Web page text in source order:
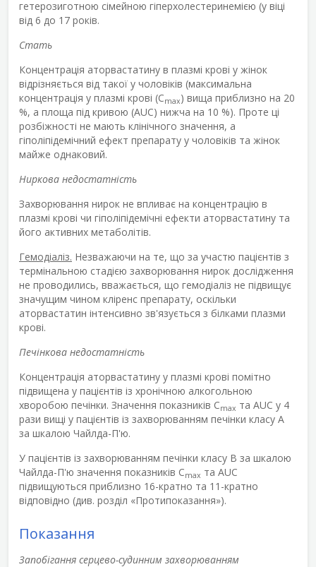
гетерозиготною сімейною гіперхолестеринемією (у віці
від 6 до 17 років.
Стать
Концентрація аторвастатину в плазмі крові у жінок
відрізняється від такої у чоловіків (максимальна
концентрація у плазмі крові (Cmax) вища приблизно на 20
%, а площа під кривою (AUC) нижча на 10 %). Проте ці
розбіжності не мають клінічного значення, а
гіполіпідемічний ефект препарату у чоловіків та жінок
майже однаковий.
Ниркова недостатність
Захворювання нирок не впливає на концентрацію в
плазмі крові чи гіполіпідемічні ефекти аторвастатину та
його активних метаболітів.
Гемодіаліз. Незважаючи на те, що за участю пацієнтів з
термінальною стадією захворювання нирок дослідження
не проводились, вважається, що гемодіаліз не підвищує
значущим чином кліренс препарату, оскільки
аторвастатин інтенсивно зв'язується з білками плазми
крові.
Печінкова недостатність
Концентрація аторвастатину у плазмі крові помітно
підвищена у пацієнтів із хронічною алкогольною
хворобою печінки. Значення показників Cmax та AUC у 4
рази вищі у пацієнтів із захворюванням печінки класу А
за шкалою Чайлда-П'ю.
У пацієнтів із захворюванням печінки класу В за шкалою
Чайлда-П'ю значення показників Cmax та AUC
підвищуються приблизно 16-кратно та 11-кратно
відповідно (див. розділ «Протипоказання»).
Показання
Запобігання серцево-судинним захворюванням